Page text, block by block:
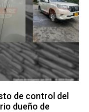
de control del
dueño de